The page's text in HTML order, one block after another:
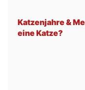
Katzenjahre &
eine Katze?